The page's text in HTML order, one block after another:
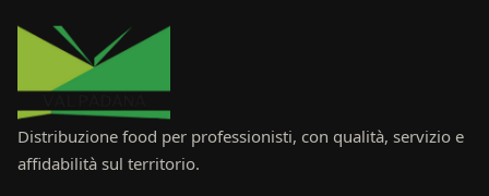
Distribuzione food per professionisti, con qualità, servizio e
affidabilità sul territorio.